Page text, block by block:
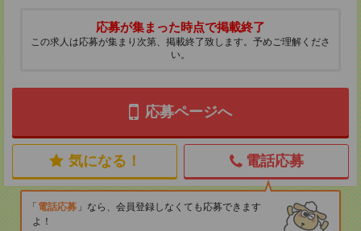
応募が集まった時点で掲載終了
この求人は応募が集まり次第、掲載終了致します。予めご理解くださ
い。
応募ページへ
気になる！ 電話応募
電話応募
なら、会員登録しなくても応募できます
よ！